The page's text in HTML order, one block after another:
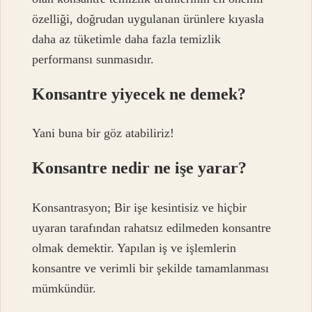
özelliği, doğrudan uygulanan ürünlere kıyasla
daha az tüketimle daha fazla temizlik
performansı sunmasıdır.
Konsantre yiyecek ne demek?
Yani buna bir göz atabiliriz!
Konsantre nedir ne işe yarar?
Konsantrasyon; Bir işe kesintisiz ve hiçbir
uyaran tarafından rahatsız edilmeden konsantre
olmak demektir. Yapılan iş ve işlemlerin
konsantre ve verimli bir şekilde tamamlanması
mümkündür.